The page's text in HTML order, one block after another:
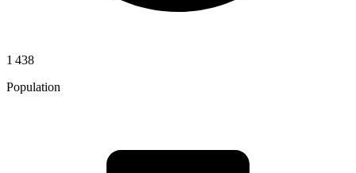
1 438
Population